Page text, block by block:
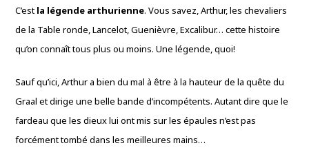
C’est la légende arthurienne. Vous savez, Arthur, les chevaliers
de la Table ronde, Lancelot, Guenièvre, Excalibur… cette histoire
qu’on connaît tous plus ou moins. Une légende, quoi!
Sauf qu’ici, Arthur a bien du mal à être à la hauteur de la quête du
Graal et dirige une belle bande d’incompétents. Autant dire que le
fardeau que les dieux lui ont mis sur les épaules n’est pas
forcément tombé dans les meilleures mains…